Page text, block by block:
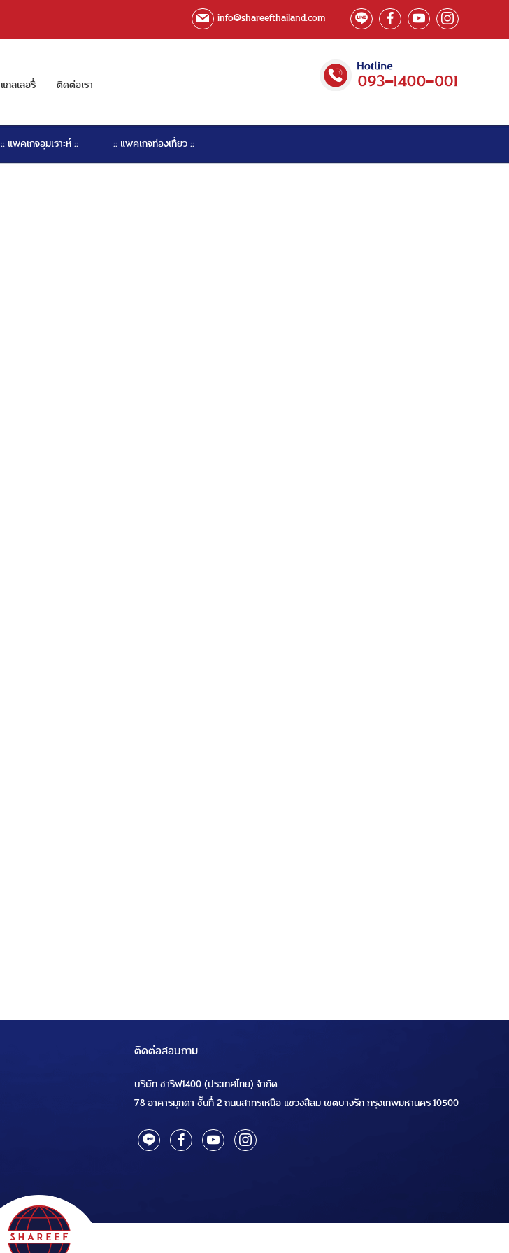
info@shareefthailand.com
แกลเลอรี่ ติดต่อเรา
:: แพคเกจอุมเราะห์ :: :: แพคเกจท่องเที่ยว ::
ติดต่อสอบถาม
บริษัท ชารีฟ1400 (ประเทศไทย) จำกัด
78 อาคารมุกดา ชั้นที่ 2 ถนนสาทรเหนือ แขวงสีลม เขตบางรัก กรุงเทพมหานคร 10500